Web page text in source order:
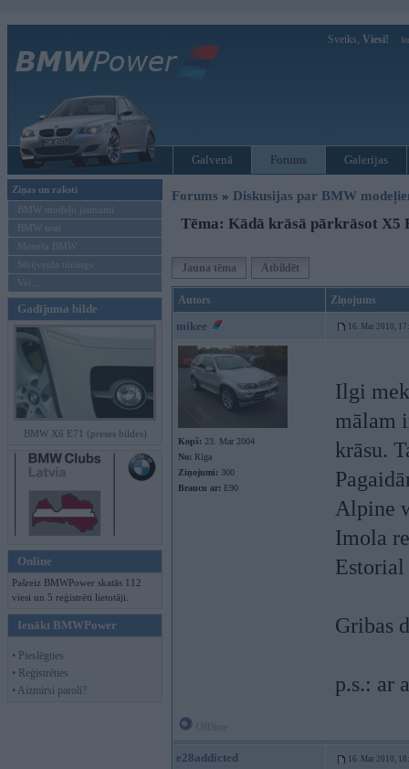
Sveiks, Viesi!
Galvenā Forums Galerijas
Ziņas un raksti
BMW modeļu jaunumi
BMW testi
Mēneša BMW
Sērijveida tūnings
Vel...
Gadījuma bilde
BMW X6 E71 (preses bildes)
Online
Pašreiz BMWPower skatās 112
viesi un 5 reģistrēti lietotāji.
Ienākt BMWPower
• Pieslēgties
• Reģistrēties
• Aizmirsi paroli?
Forums » Diskusijas par BMW
Tēma: Kādā krāsā pārkrāsot X5
Jauna tēma Atbildēt
Autors Ziņojums
mikee 16. Mar 2010,
Kopš: 23. Mar 2004
No: Rīga
Ziņojumi: 300
Braucu ar: E90
Ilgi
mālam
krāsu.
Alpine
Imola
Estorial
Gribas
p.s.: ar
e28addicted 16. Mar 2010,